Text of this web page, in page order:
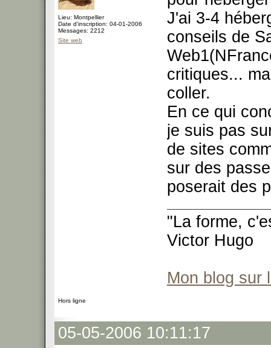
Lieu: Montpellier
Date d'inscription: 04-01-2006
Messages: 2212
Site web
J'ai 3-4
conseils de
critiques...
coller.
En ce qui
je suis pas
de sites
sur des
poserait des
"La forme,
Victor Hugo
Mon blog sur
Hors ligne
05-05-2006 10:11:17